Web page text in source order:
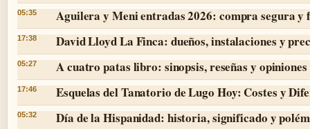
05:35 Aguilera y Meni entradas 2026: compra segura y
17:38 David Lloyd La Finca: dueños, instalaciones y
05:27 A cuatro patas libro: sinopsis, reseñas y opiniones
17:46 Esquelas del Tanatorio de Lugo Hoy: Costes y
05:32 Día de la Hispanidad: historia, significado y